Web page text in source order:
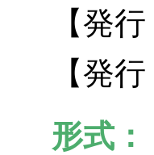
【発
【発
形式：